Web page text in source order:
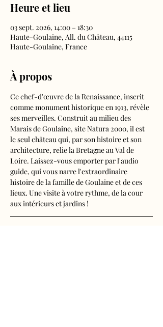
Heure et lieu
03 sept. 2026, 14:00 – 18:30
Haute-Goulaine, All. du Château, 44115
Haute-Goulaine, France
À propos
Ce chef-d'œuvre de la Renaissance, inscrit
comme monument historique en 1913, révèle
ses merveilles. Construit au milieu des
Marais de Goulaine, site Natura 2000, il est
le seul château qui, par son histoire et son
architecture, relie la Bretagne au Val de
Loire. Laissez-vous emporter par l'audio
guide, qui vous narre l'extraordinaire
histoire de la famille de Goulaine et de ces
lieux. Une visite à votre rythme, de la cour
aux intérieurs et jardins !